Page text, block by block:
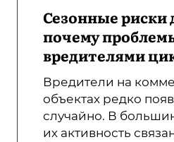
Сезонные риски
почему
вредителями
Вредители на
объектах редко
случайно. В
их активность